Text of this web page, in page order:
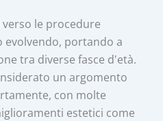
le procedure
evolvendo, portando a
tra diverse fasce d'età.
un argomento
con molte
estetici come